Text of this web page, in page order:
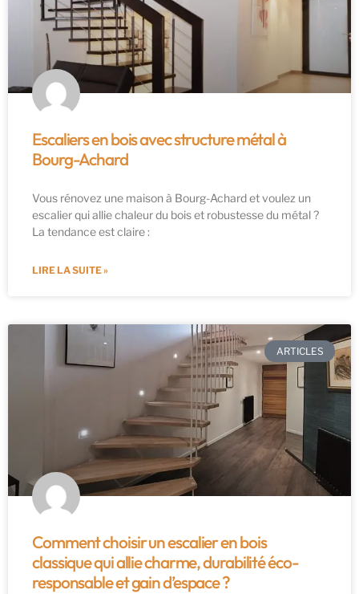
Escaliers en bois avec structure métal à
Bourg-Achard
Vous rénovez une maison à Bourg-Achard et voulez un
escalier qui allie chaleur du bois et robustesse du métal ?
La tendance est claire :
LIRE LA SUITE »
ARTICLES
Comment choisir un escalier en bois
classique qui allie charme, durabilité éco-
responsable et gain d’espace ?